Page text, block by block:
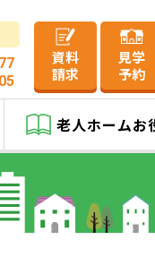
資料
請求
見学
予約
老人ホームお